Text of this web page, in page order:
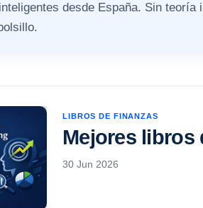
desde España. Sin teoría
LIBROS DE FINANZAS
Mejores libros
30 Jun 2026